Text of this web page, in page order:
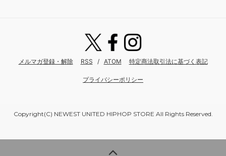
メルマガ登録・解除 RSS / ATOM 特定商法取引法に基づく表記
プライバシーポリシー
Copyright(C) NEWEST UNITED HIPHOP STORE All Rights Reserved.